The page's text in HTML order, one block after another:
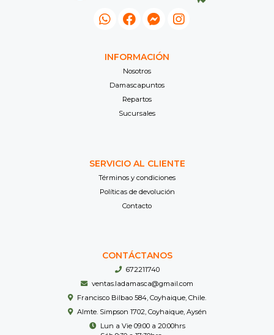
INFORMACIÓN
Nosotros
Damascapuntos
Repartos
Sucursales
SERVICIO AL CLIENTE
Términos y condiciones
Políticas de devolución
Contacto
CONTÁCTANOS
672211740
ventas.ladamasca@gmail.com
Francisco Bilbao 584, Coyhaique, Chile.
Almte. Simpson 1702, Coyhaique, Aysén
Lun a Vie 09:00 a 20:00hrs